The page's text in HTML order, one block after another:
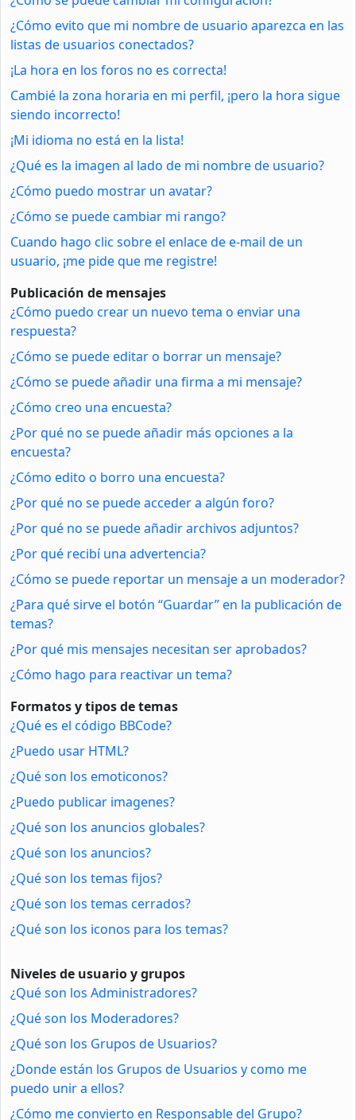
¿Cómo evito que mi nombre de usuario aparezca en las
listas de usuarios conectados?
¡La hora en los foros no es correcta!
Cambié la zona horaria en mi perfil, ¡pero la hora sigue
siendo incorrecto!
¡Mi idioma no está en la lista!
¿Qué es la imagen al lado de mi nombre de usuario?
¿Cómo puedo mostrar un avatar?
¿Cómo se puede cambiar mi rango?
Cuando hago clic sobre el enlace de e-mail de un
usuario, ¡me pide que me registre!
Publicación de mensajes
¿Cómo puedo crear un nuevo tema o enviar una
respuesta?
¿Cómo se puede editar o borrar un mensaje?
¿Cómo se puede añadir una firma a mi mensaje?
¿Cómo creo una encuesta?
¿Por qué no se puede añadir más opciones a la
encuesta?
¿Cómo edito o borro una encuesta?
¿Por qué no se puede acceder a algún foro?
¿Por qué no se puede añadir archivos adjuntos?
¿Por qué recibí una advertencia?
¿Cómo se puede reportar un mensaje a un moderador?
¿Para qué sirve el botón “Guardar” en la publicación de
temas?
¿Por qué mis mensajes necesitan ser aprobados?
¿Cómo hago para reactivar un tema?
Formatos y tipos de temas
¿Qué es el código BBCode?
¿Puedo usar HTML?
¿Qué son los emoticonos?
¿Puedo publicar imagenes?
¿Qué son los anuncios globales?
¿Qué son los anuncios?
¿Qué son los temas fijos?
¿Qué son los temas cerrados?
¿Qué son los iconos para los temas?
Niveles de usuario y grupos
¿Qué son los Administradores?
¿Qué son los Moderadores?
¿Qué son los Grupos de Usuarios?
¿Donde están los Grupos de Usuarios y como me
puedo unir a ellos?
¿Cómo me convierto en Responsable del Grupo?